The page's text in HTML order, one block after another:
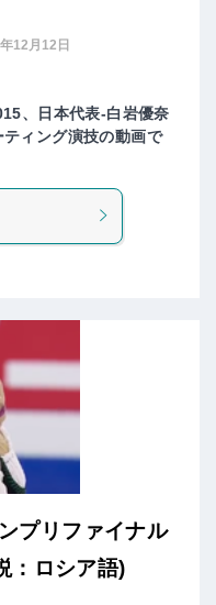
12月12日
、日本代表-白岩優奈
ィング演技の動画で
プリファイナル
ロシア語)